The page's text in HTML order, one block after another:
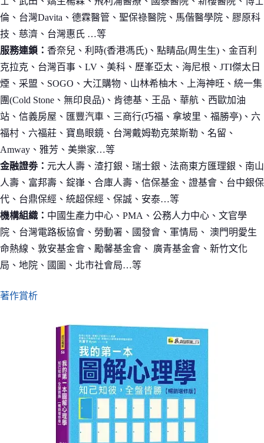
倫、台灣Davita、德霖醫管、聖保祿醫院、馬偕醫學院、膠原科
技、慈濟、台灣惠氏 …等
服務連鎖： 香奈兒、利時(香港馮氏)、點睛品(周生生)、金百利
克拉克、台灣百事、LV、美科、歷峯亞太、海尼根、JTI傑太日
煙、采盟、SOGO、大江購物、山林希柚木、上海神旺、統一集
團(Cold Stone、無印良品)、肯德基、王品、華航、西歐加油
站、信義房屋、匯豐汽車、三商行(巧福、拿坡里、福勝亭)、六
福村、六福莊、寶島眼鏡、台灣戴姆勒克萊斯勒、名留、
Amway、雅芳、美樂家…等
金融證劵： 元大人壽、渣打銀、瑞士銀、法商東方匯理銀、南山
人壽、富邦壽、錠嵂、合庫人壽、信保基金、證基會、台中銀保
代、台鼎保經、統超保經、保誠、安泰…等
機構組織： 中國生產力中心、PMA、公務人力中心、文官學
院、台灣電路板協會、勞動署、國發會、軍情局、 澳門明愛生
命熱線、敦安基金會、勵馨基金會、 廣青基金會、新竹文化
局、地院、國圖、北市社會局…等
著作賞析